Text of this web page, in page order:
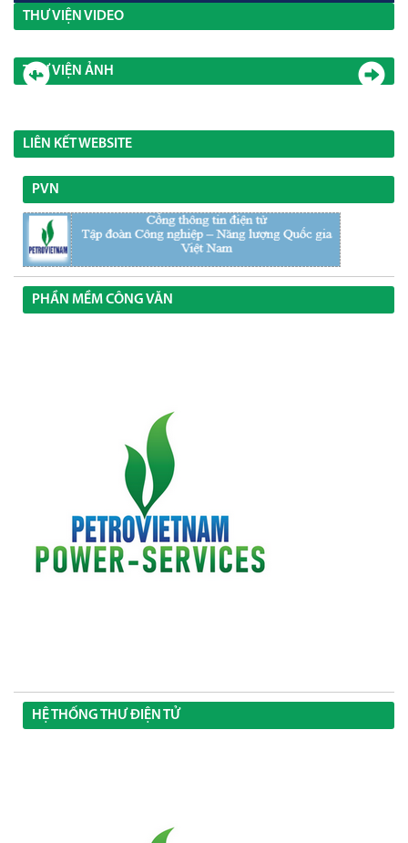
THƯ VIỆN VIDEO
THƯ VIỆN ẢNH
LIÊN KẾT WEBSITE
PVN
PHẦN MỀM CÔNG VĂN
HỆ THỐNG THƯ ĐIỆN TỬ